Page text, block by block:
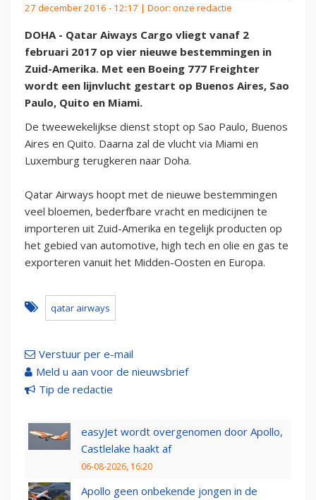
27 december 2016 - 12:17 | Door: onze redactie
DOHA - Qatar Aiways Cargo vliegt vanaf 2
februari 2017 op vier nieuwe bestemmingen in
Zuid-Amerika. Met een Boeing 777 Freighter
wordt een lijnvlucht gestart op Buenos Aires, Sao
Paulo, Quito en Miami.
De tweewekelijkse dienst stopt op Sao Paulo, Buenos
Aires en Quito. Daarna zal de vlucht via Miami en
Luxemburg terugkeren naar Doha.
Qatar Airways hoopt met de nieuwe bestemmingen
veel bloemen, bederfbare vracht en medicijnen te
importeren uit Zuid-Amerika en tegelijk producten op
het gebied van automotive, high tech en olie en gas te
exporteren vanuit het Midden-Oosten en Europa.
qatar airways
Verstuur per e-mail
Meld u aan voor de nieuwsbrief
Tip de redactie
easyJet wordt overgenomen door Apollo,
Castlelake haakt af
06-08-2026, 16:20
Apollo geen onbekende jongen in de